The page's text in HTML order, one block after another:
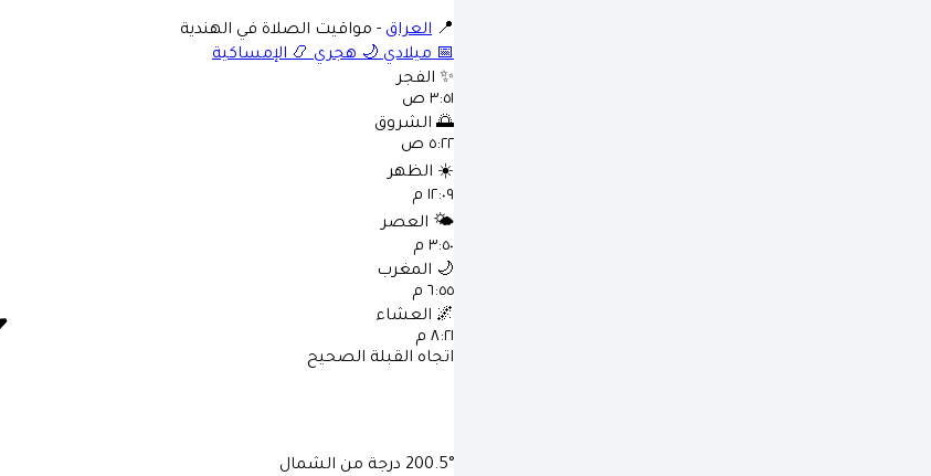
📍 العراق - مواقيت الصلاة في الهندية
📅 ميلادي 🌙 هجري 📿 الإمساكية
✨ الفجر
٣:٥١ ص
🌅 الشروق
٥:٢٢ ص
☀️ الظهر
١٢:٠٩ م
🌤️ العصر
٣:٥٠ م
🌙 المغرب
٦:٥٥ م
🌌 العشاء
٨:٢١ م
اتجاه القبلة الصحيح
200.5° درجة من الشمال